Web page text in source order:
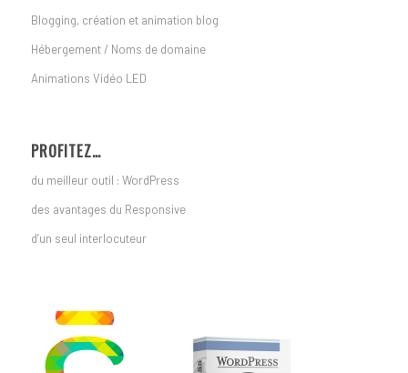
Blogging, création et animation blog
Hébergement / Noms de domaine
Animations Vidéo LED
PROFITEZ…
du meilleur outil : WordPress
des avantages du Responsive
d’un seul interlocuteur